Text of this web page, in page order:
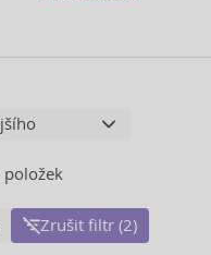
položek
Zrušit filtr (2)